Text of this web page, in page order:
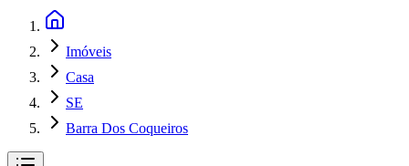
Imóveis
Casa
SE
Barra Dos Coqueiros